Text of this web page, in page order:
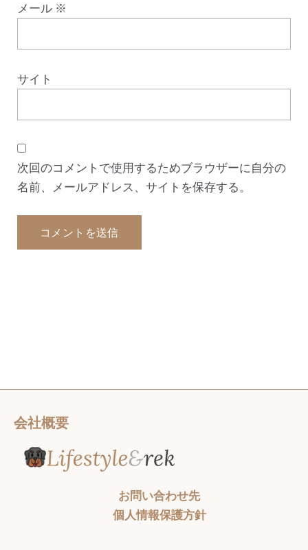
メール ※
サイト
次回のコメントで使用するためブラウザーに自分の
名前、メールアドレス、サイトを保存する。
会社概要
お問い合わせ先
個人情報保護方針